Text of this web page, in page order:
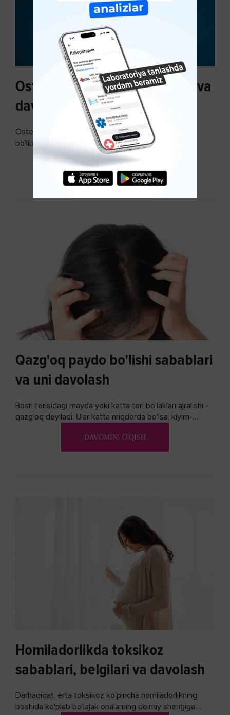
Osteoartroz sabablari, tasnifi va
davolash usullari
Osteoartroz - bo'g'imlarning keng tarqalgan kasalligi
bo'lib, so'ngi paytda osteoartroz kasalligi sonining
ko'payishi tendentsiyasi mavjud...
DAVOMINI O'QISH
Qazg'oq paydo bo'lishi sabablari
va uni davolash
Bosh terisidagi mayda yoki katta teri bo’laklari ajralishi -
qazg’oq deyiladi. Ular katta miqdorda bo’lsa, kiyim-
DAVOMINI O'QISH
Homiladorlikda toksikoz
sabablari, belgilari va davolash
Darhaqiqat, erta toksikoz ko'pincha homiladorlikning
boshida ko'plab bo’lajak onalarning doimiy sherigiga